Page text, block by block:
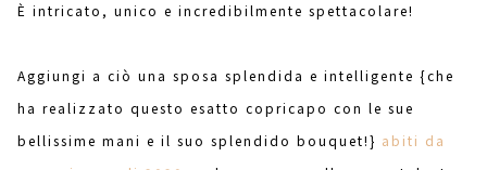
È intricato, unico e incredibilmente spettacolare!
Aggiungi a ciò una sposa splendida e intelligente {che
ha realizzato questo esatto copricapo con le sue
bellissime mani e il suo splendido bouquet!} abiti da